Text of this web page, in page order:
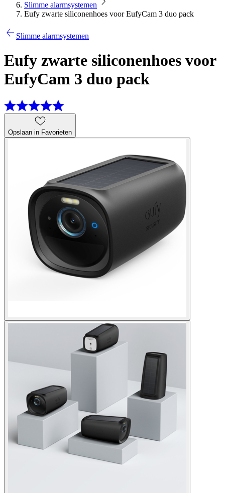
Slimme alarmsystemen
Eufy zwarte siliconenhoes voor EufyCam 3 duo pack
Slimme alarmsystemen
Eufy zwarte siliconenhoes voor
EufyCam 3 duo pack
Opslaan in Favorieten